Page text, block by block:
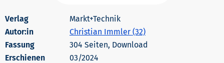
Markt+Technik
Autor:in
Christian Immler (32)
304 Seiten, Download
Erschienen
03/2024